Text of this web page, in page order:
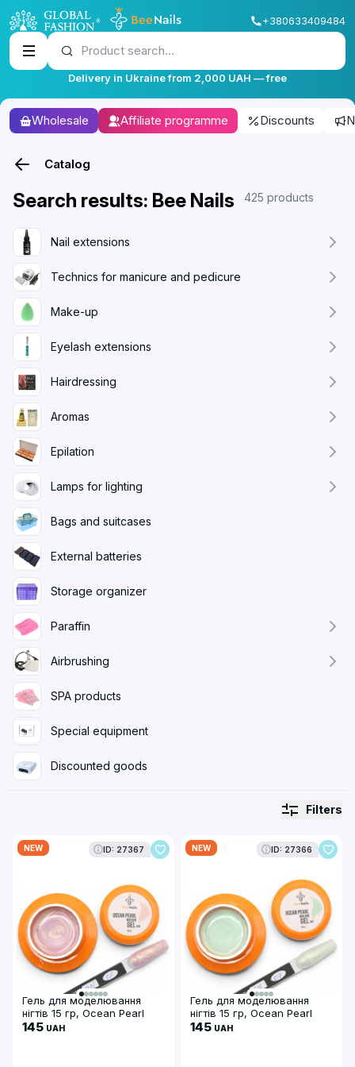
+380633409484
Product search...
Delivery in Ukraine from 2,000 UAH — free
Wholesale Affiliate programme Discounts
Catalog
Search results: Bee Nails 425 products
Nail extensions
Technics for manicure and pedicure
Make-up
Eyelash extensions
Hairdressing
Aromas
Epilation
Lamps for lighting
Bags and suitcases
External batteries
Storage organizer
Paraffin
Airbrushing
SPA products
Special equipment
Discounted goods
Filters
NEW ID: 27367
Гель для моделювання
нігтів 15 гр, Ocean Pearl
Builder Gel Bee Nails, 08
145 UAH
NEW ID: 27366
Гель для моделювання
нігтів 15 гр, Ocean Pearl
Builder Gel Bee Nails, 07
145 UAH